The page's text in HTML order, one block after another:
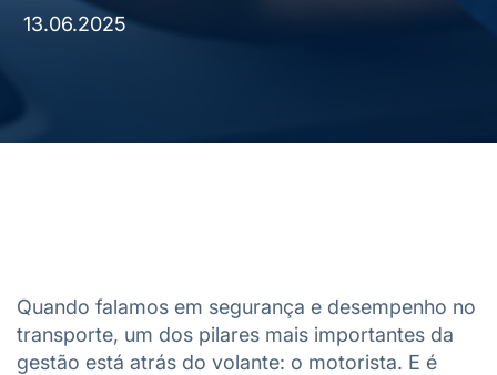
13.06.2025
Quando falamos em segurança e desempenho no
transporte, um dos pilares mais importantes da
gestão está atrás do volante: o motorista. E é